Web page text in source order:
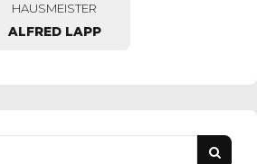
HAUSMEISTER
ALFRED LAPP